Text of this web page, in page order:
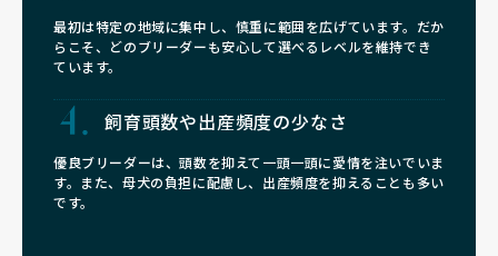
最初は特定の地域に集中し、慎重に範囲を広げています。だか
らこそ、どのブリーダーも安心して選べるレベルを維持でき
ています。
飼育頭数や出産頻度の少なさ
優良ブリーダーは、頭数を抑えて一頭一頭に愛情を注いでいま
す。また、母犬の負担に配慮し、出産頻度を抑えることも多い
です。